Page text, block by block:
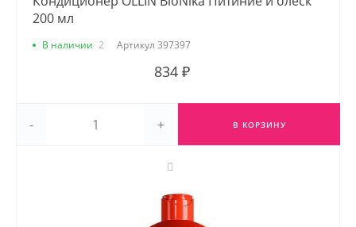
200 мл
В наличии 2 Артикул 397397
834 ₽
- + В КОРЗИНУ